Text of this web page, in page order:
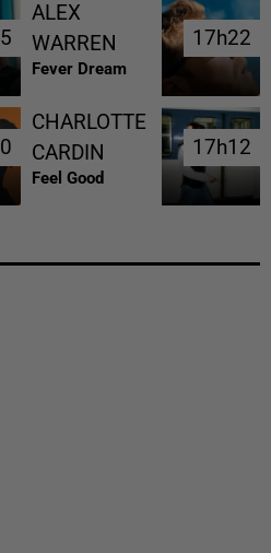
ALEX
WARREN
Fever Dream
17h22
17h22
CHARLOTTE
CARDIN
Feel Good
17h12
17h12